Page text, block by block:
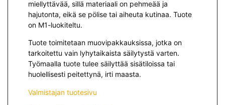
miellyttävää, sillä materiaali on pehmeää ja
hajutonta, eikä se pölise tai aiheuta kutinaa. Tuote
on M1-luokiteltu.
Tuote toimitetaan muovipakkauksissa, jotka on
tarkoitettu vain lyhytaikaista säilytystä varten.
Työmaalla tuote tulee säilyttää sisätiloissa tai
huolellisesti peitettynä, irti maasta.
Valmistajan tuotesivu